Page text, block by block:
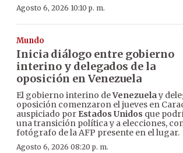
Agosto 6, 2026 10:10 p. m.
Mundo
Inicia diálogo entre gobierno
interino y delegados de la
oposición en Venezuela
El gobierno interino deVenezuelay
oposición comenzaron el jueves en
auspiciado por Estados Unidos que
una transición política y a elecciones,
fotógrafo de la AFP presente en el lugar.
Agosto 6, 2026 08:20 p. m.